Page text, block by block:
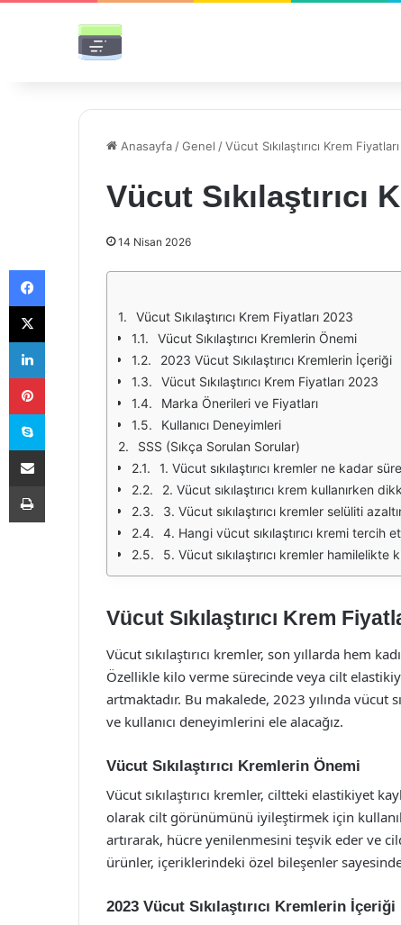
Anasayfa /Genel /Vücut Sıkılaştırıcı Krem
Vücut Sıkılaştırıcı
14 Nisan 2026
Vücut Sıkılaştırıcı Krem Fiyatları 2023
Vücut Sıkılaştırıcı Kremlerin Önemi
2023 Vücut Sıkılaştırıcı Kremlerin İçeriği
Vücut Sıkılaştırıcı Krem Fiyatları 2023
Marka Önerileri ve Fiyatları
Kullanıcı Deneyimleri
SSS (Sıkça Sorulan Sorular)
1. Vücut sıkılaştırıcı kremler ne kadar
2. Vücut sıkılaştırıcı krem kullanırken
3. Vücut sıkılaştırıcı kremler selüliti
4. Hangi vücut sıkılaştırıcı kremi tercih
5. Vücut sıkılaştırıcı kremler hamilelikte
Vücut Sıkılaştırıcı Krem
Vücut sıkılaştırıcı kremler, son yıllarda hem
Özellikle kilo verme sürecinde veya cilt
artmaktadır. Bu makalede, 2023 yılında vücut
ve kullanıcı deneyimlerini ele alacağız.
Vücut Sıkılaştırıcı Kremlerin Önemi
Vücut sıkılaştırıcı kremler, ciltteki elastikiyet
olarak cilt görünümünü iyileştirmek için
artırarak, hücre yenilenmesini teşvik eder ve
ürünler, içeriklerindeki özel bileşenler
2023 Vücut Sıkılaştırıcı Kremlerin İçeriği
Facebook
X
LinkedIn
Pinterest
Skype
E-Posta ile paylaş